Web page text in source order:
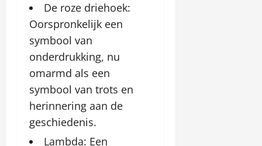
De roze driehoek:
Oorspronkelijk een
symbool van
onderdrukking, nu
omarmd als een
symbool van trots en
herinnering aan de
geschiedenis.
Lambda: Een